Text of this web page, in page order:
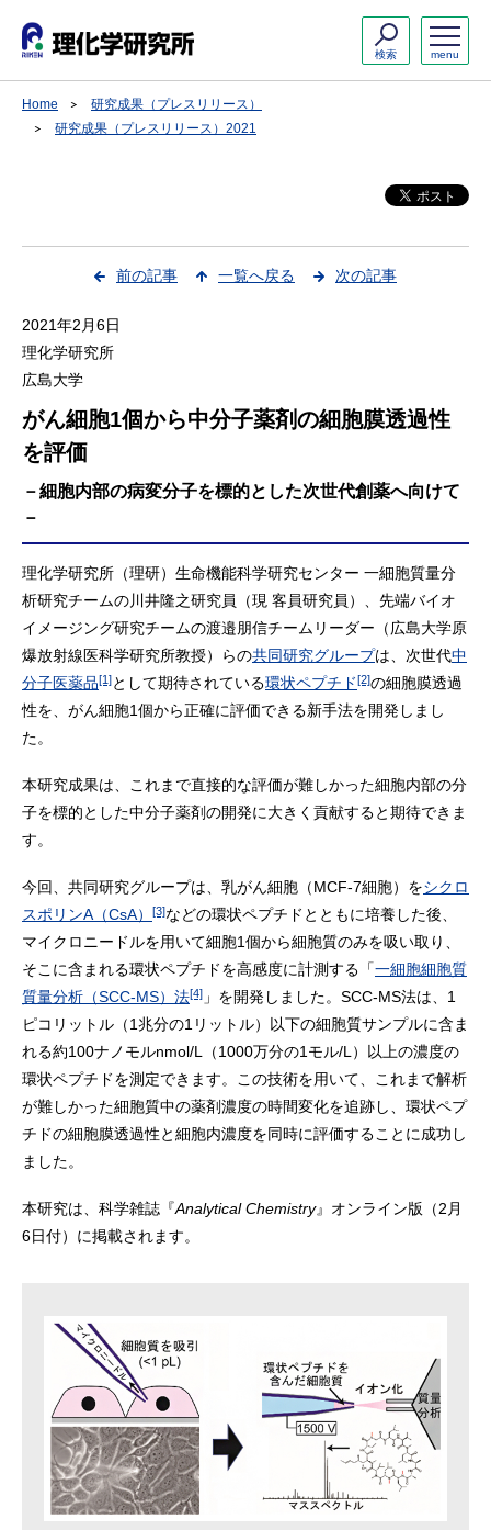
menu
検索
Home
研究成果（プレスリリース）
研究成果（プレスリリース）2021
前の記事 一覧へ戻る 次の記事
2021年2月6日
理化学研究所
広島大学
がん細胞1個から中分子薬剤の細胞膜透過性
を評価
－細胞内部の病変分子を標的とした次世代創薬へ向けて
－
理化学研究所（理研）生命機能科学研究センター 一細胞質量分
析研究チームの川井隆之研究員（現 客員研究員）、先端バイオ
イメージング研究チームの渡邉朋信チームリーダー（広島大学原
爆放射線医科学研究所教授）らの共同研究グループは、次世代中
分子医薬品[1]として期待されている環状ペプチド[2]の細胞膜透過
性を、がん細胞1個から正確に評価できる新手法を開発しまし
た。
本研究成果は、これまで直接的な評価が難しかった細胞内部の分
子を標的とした中分子薬剤の開発に大きく貢献すると期待できま
す。
今回、共同研究グループは、乳がん細胞（MCF-7細胞）をシクロ
スポリンA（CsA）
[3]などの環状ペプチドとともに培養した後、
マイクロニードルを用いて細胞1個から細胞質のみを吸い取り、
そこに含まれる環状ペプチドを高感度に計測する「一細胞細胞質
質量分析（SCC-MS）法[4] 」を開発しました。SCC-MS法は、1
ピコリットル（1兆分の1リットル）以下の細胞質サンプルに含ま
れる約100ナノモルnmol/L（1000万分の1モル/L）以上の濃度の
環状ペプチドを測定できます。この技術を用いて、これまで解析
が難しかった細胞質中の薬剤濃度の時間変化を追跡し、環状ペプ
チドの細胞膜透過性と細胞内濃度を同時に評価することに成功し
ました。
本研究は、科学雑誌『Analytical Chemistry』オンライン版（2月
6日付）に掲載されます。